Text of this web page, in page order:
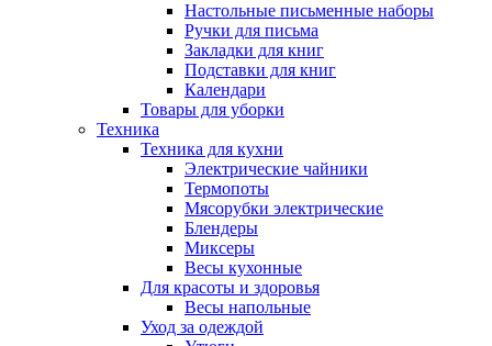
Настольные письменные наборы
Ручки для письма
Закладки для книг
Подставки для книг
Календари
Товары для уборки
Техника
Техника для кухни
Электрические чайники
Термопоты
Мясорубки электрические
Блендеры
Миксеры
Весы кухонные
Для красоты и здоровья
Весы напольные
Уход за одеждой